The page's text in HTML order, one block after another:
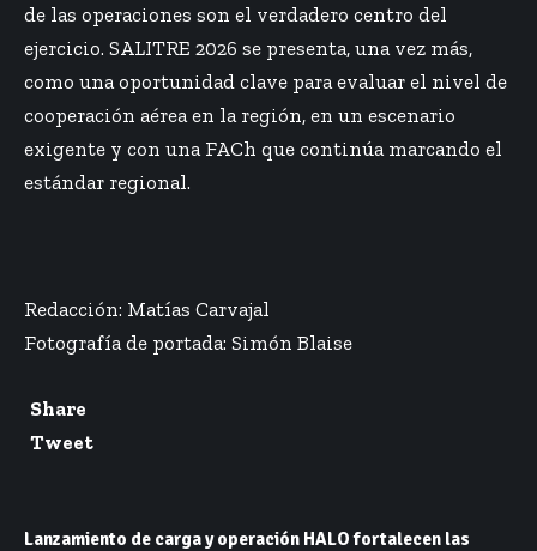
de las operaciones son el verdadero centro del
ejercicio. SALITRE 2026 se presenta, una vez más,
como una oportunidad clave para evaluar el nivel de
cooperación aérea en la región, en un escenario
exigente y con una FACh que continúa marcando el
estándar regional.
Redacción: Matías Carvajal
Fotografía de portada: Simón Blaise
Share
Tweet
Lanzamiento de carga y operación HALO fortalecen las